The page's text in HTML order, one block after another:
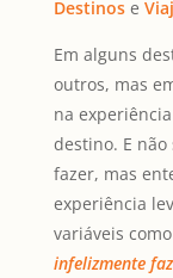
Destinose
Em alguns
outros, mas
na
destino. E
fazer, mas
experiência
variáveis
infelizmente